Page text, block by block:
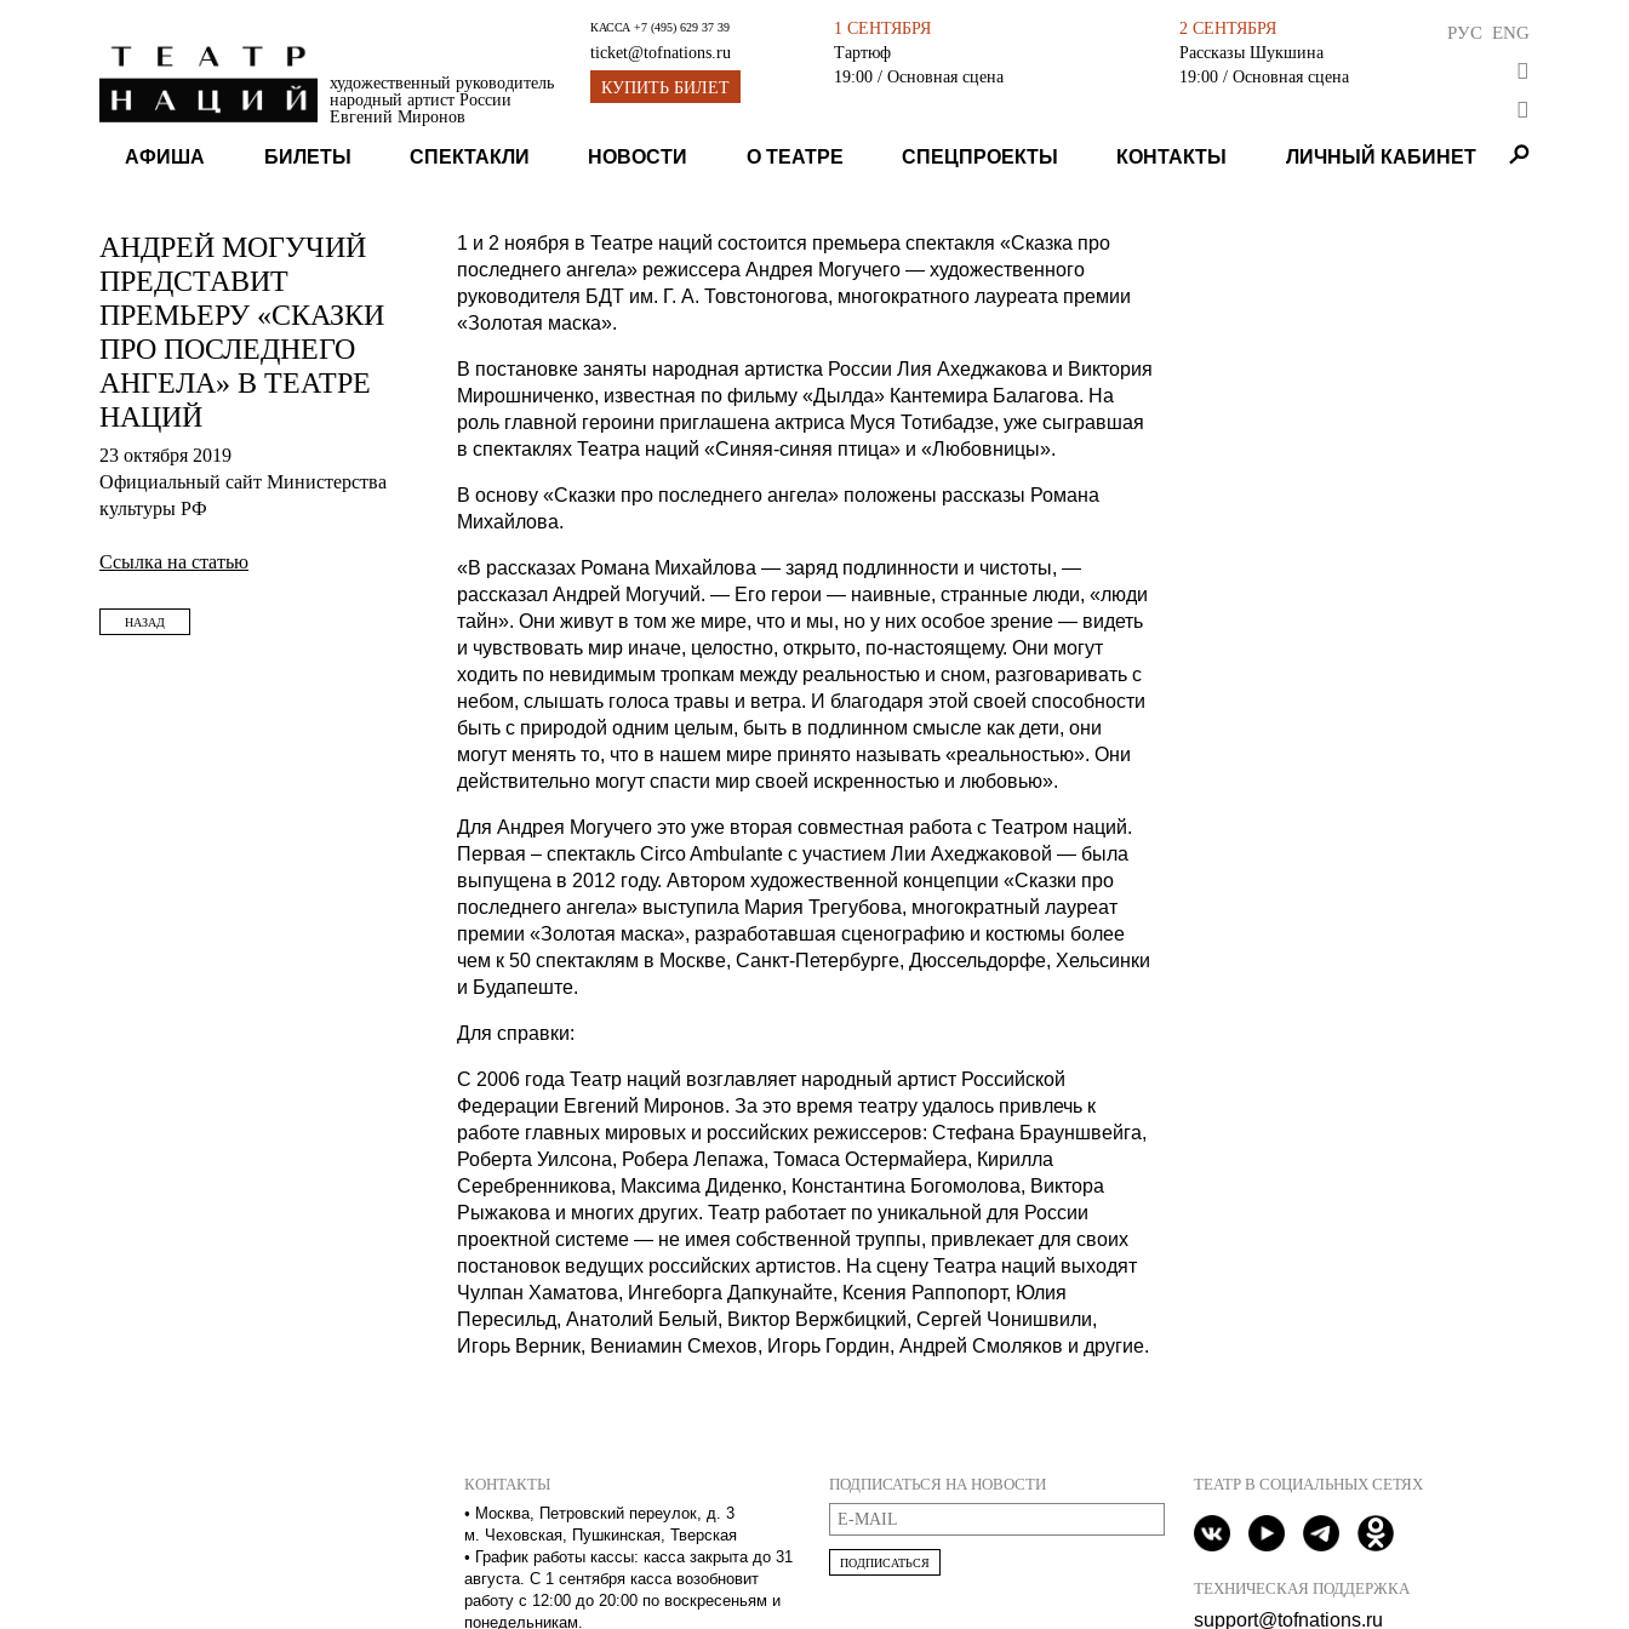
художественный руководитель
народный артист России
Евгений Миронов
КАССА +7 (495) 629 37 39
ticket@tofnations.ru
КУПИТЬ БИЛЕТ
1 СЕНТЯБРЯ
Тартюф
19:00 / Основная сцена
2 СЕНТЯБРЯ
Рассказы Шукшина
19:00 / Основная сцена
РУС ENG
АФИША БИЛЕТЫ СПЕКТАКЛИ НОВОСТИ О ТЕАТРЕ СПЕЦПРОЕКТЫ КОНТАКТЫ ЛИЧНЫЙ КАБИНЕТ
АНДРЕЙ МОГУЧИЙ
ПРЕДСТАВИТ
ПРЕМЬЕРУ «СКАЗКИ
ПРО ПОСЛЕДНЕГО
АНГЕЛА» В ТЕАТРЕ
НАЦИЙ
23 октября 2019
Официальный сайт Министерства
культуры РФ
Ссылка на статью
НАЗАД
1 и 2 ноября в Театре наций состоится премьера спектакля «Сказка про
последнего ангела» режиссера Андрея Могучего — художественного
руководителя БДТ им. Г. А. Товстоногова, многократного лауреата премии
«Золотая маска».
В постановке заняты народная артистка России Лия Ахеджакова и Виктория
Мирошниченко, известная по фильму «Дылда» Кантемира Балагова. На
роль главной героини приглашена актриса Муся Тотибадзе, уже сыгравшая
в спектаклях Театра наций «Синяя-синяя птица» и «Любовницы».
В основу «Сказки про последнего ангела» положены рассказы Романа
Михайлова.
«В рассказах Романа Михайлова — заряд подлинности и чистоты, —
рассказал Андрей Могучий. — Его герои — наивные, странные люди, «люди
тайн». Они живут в том же мире, что и мы, но у них особое зрение — видеть
и чувствовать мир иначе, целостно, открыто, по-настоящему. Они могут
ходить по невидимым тропкам между реальностью и сном, разговаривать с
небом, слышать голоса травы и ветра. И благодаря этой своей способности
быть с природой одним целым, быть в подлинном смысле как дети, они
могут менять то, что в нашем мире принято называть «реальностью». Они
действительно могут спасти мир своей искренностью и любовью».
Для Андрея Могучего это уже вторая совместная работа с Театром наций.
Первая – спектакль Circo Ambulante с участием Лии Ахеджаковой — была
выпущена в 2012 году. Автором художественной концепции «Сказки про
последнего ангела» выступила Мария Трегубова, многократный лауреат
премии «Золотая маска», разработавшая сценографию и костюмы более
чем к 50 спектаклям в Москве, Санкт-Петербурге, Дюссельдорфе, Хельсинки
и Будапеште.
Для справки:
С 2006 года Театр наций возглавляет народный артист Российской
Федерации Евгений Миронов. За это время театру удалось привлечь к
работе главных мировых и российских режиссеров: Стефана Брауншвейга,
Роберта Уилсона, Робера Лепажа, Томаса Остермайера, Кирилла
Серебренникова, Максима Диденко, Константина Богомолова, Виктора
Рыжакова и многих других. Театр работает по уникальной для России
проектной системе — не имея собственной труппы, привлекает для своих
постановок ведущих российских артистов. На сцену Театра наций выходят
Чулпан Хаматова, Ингеборга Дапкунайте, Ксения Раппопорт, Юлия
Пересильд, Анатолий Белый, Виктор Вержбицкий, Сергей Чонишвили,
Игорь Верник, Вениамин Смехов, Игорь Гордин, Андрей Смоляков и другие.
КОНТАКТЫ
• Москва, Петровский переулок, д. 3
м. Чеховская, Пушкинская, Тверская
• График работы кассы: касса закрыта до 31
августа. С 1 сентября касса возобновит
работу с 12:00 до 20:00 по воскресеньям и
понедельникам.
ПОДПИСАТЬСЯ НА НОВОСТИ
ПОДПИСАТЬСЯ
ТЕАТР В СОЦИАЛЬНЫХ СЕТЯХ
ТЕХНИЧЕСКАЯ ПОДДЕРЖКА
support@tofnations.ru